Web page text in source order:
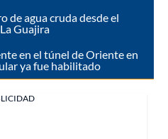
de agua cruda desde el
Guajira
en el túnel de Oriente en
ya fue habilitado